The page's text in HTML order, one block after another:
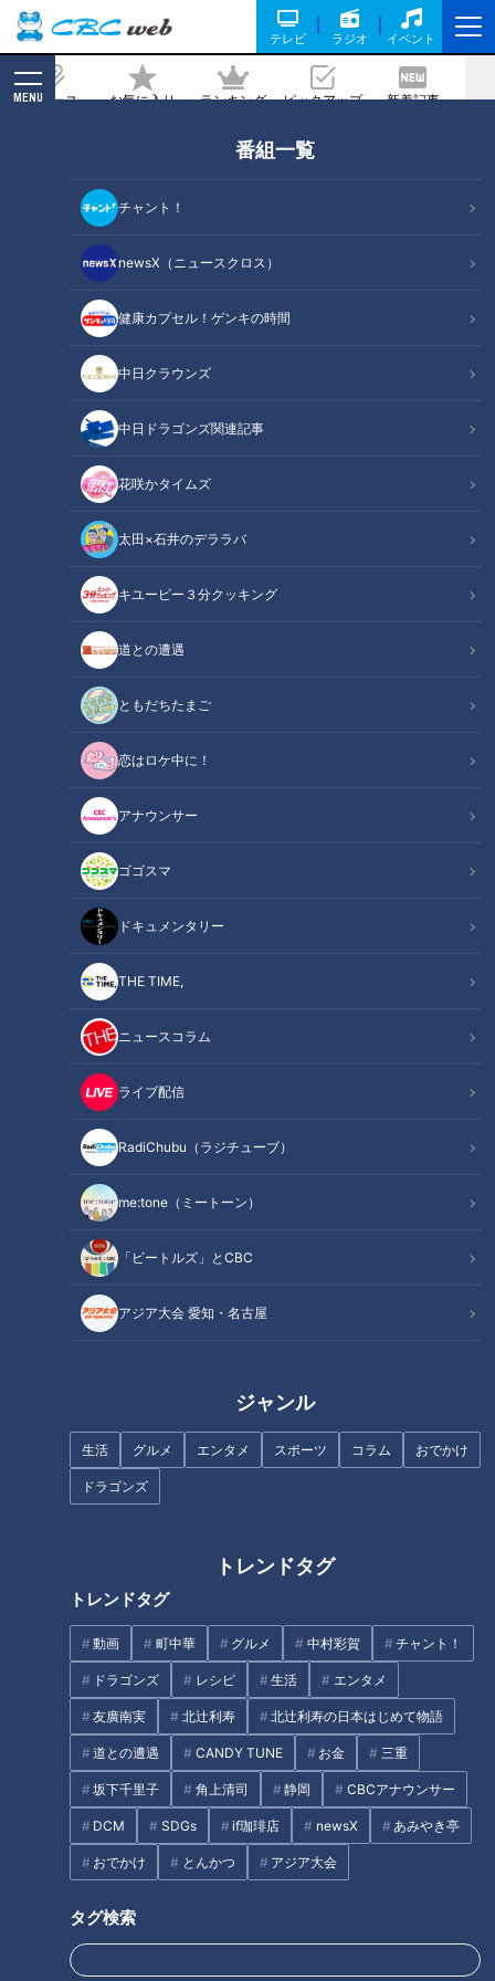
テレビ ラジオ イベント
ニュース お気に入り ランキング ピックアップ 新着記事
MENU
番組一覧
チャント！
newsX（ニュースクロス）
健康カプセル！ゲンキの時間
中日クラウンズ
中日ドラゴンズ関連記事
花咲かタイムズ
太田×石井のデララバ
キユーピー３分クッキング
道との遭遇
ともだちたまご
恋はロケ中に！
アナウンサー
ゴゴスマ
ドキュメンタリー
THE TIME,
ニュースコラム
ライブ配信
RadiChubu（ラジチューブ）
me:tone（ミートーン）
「ビートルズ」とCBC
アジア大会 愛知・名古屋
ジャンル
生活 グルメ エンタメ スポーツ コラム おでかけ
ドラゴンズ
トレンドタグ
トレンドタグ
動画 町中華 グルメ 中村彩賀 チャント！
ドラゴンズ レシピ 生活 エンタメ
友廣南実 北辻利寿 北辻利寿の日本はじめて物語
道との遭遇 CANDY TUNE お金 三重
坂下千里子 角上清司 静岡 CBCアナウンサー
DCM SDGs if珈琲店 newsX あみやき亭
おでかけ とんかつ アジア大会
タグ検索
会 映画「名も無い日」公開中
記事に戻る
日比遊一監督が名古屋市美術館で講演会 映画「名も無い日」公開中
この記事の画像
この記事を見たあなたへのおすすめ
スジナシ(1999年)斎藤洋介「行
き場のないふたり」
追悼・高木守道元監督 忘れら
れない「二人のドライチ」への
呟き
『知らなくていいこと』高梨臨
（スジナシ）
『ワンルームマンション』中尾
明慶（スジナシ）
初の応援上映を体感した
MC「私も仲間に入りたい」
映画『レンタル・ファミリー』
エンタメ 動画 映画